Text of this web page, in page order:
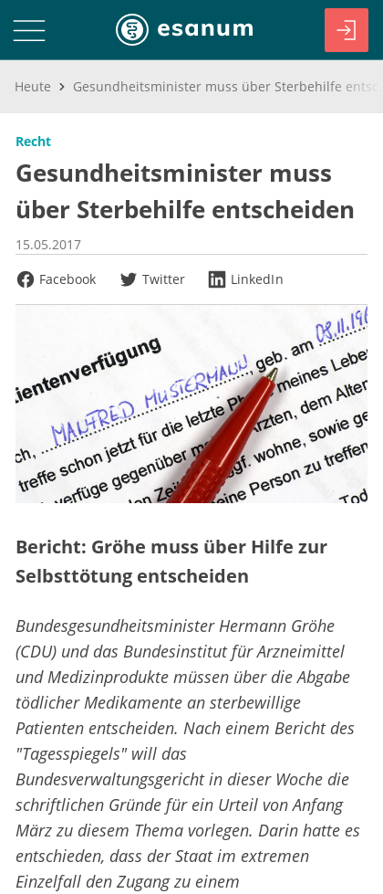
Heute
Recht
Gesundheitsminister muss
über Sterbehilfe entscheiden
15.05.2017
Facebook
Twitter LinkedIn
Bericht: Gröhe muss über Hilfe zur
Selbsttötung entscheiden
Bundesgesundheitsminister Hermann Gröhe
(CDU) und das Bundesinstitut für Arzneimittel
und Medizinprodukte müssen über die Abgabe
tödlicher Medikamente an sterbewillige
Patienten entscheiden. Nach einem Bericht des
"Tagesspiegels" will das
Bundesverwaltungsgericht in dieser Woche die
schriftlichen Gründe für ein Urteil von Anfang
März zu diesem Thema vorlegen. Darin hatte es
entschieden, dass der Staat im extremen
Einzelfall den Zugang zu einem